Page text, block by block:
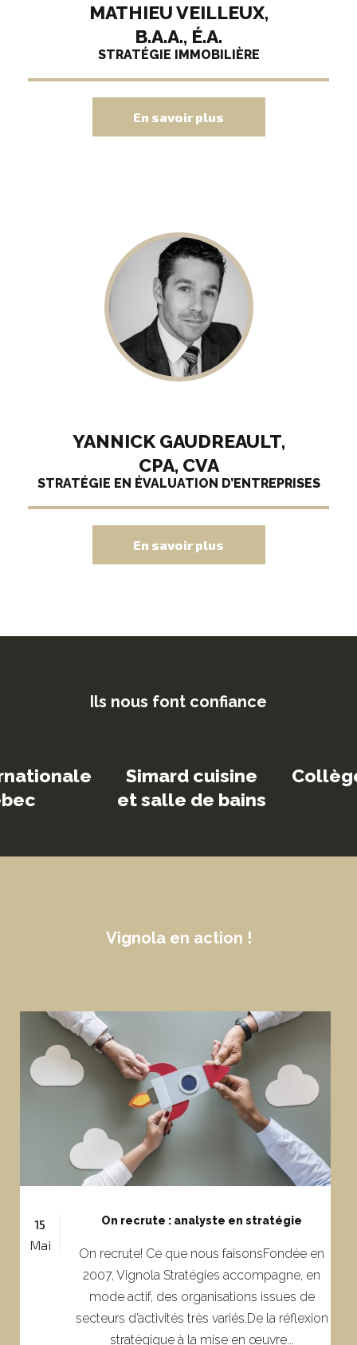
MATHIEU VEILLEUX,
B.A.A., É.A.
STRATÉGIE IMMOBILIÈRE
En savoir plus
YANNICK GAUDREAULT,
CPA, CVA
STRATÉGIE EN ÉVALUATION D’ENTREPRISES
En savoir plus
Ils nous font confiance
cuisine
de bains
Collège Mérici Le
Vignola en action !
15
Mai
On recrute : analyste en stratégie
On recrute! Ce que nous faisonsFondée en
2007, Vignola Stratégies accompagne, en
mode actif, des organisations issues de
secteurs d’activités très variés.De la réflexion
stratégique à la mise en œuvre...